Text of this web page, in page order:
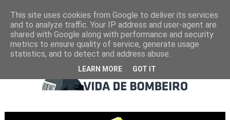
This site uses cookies from Google to deliver its services
and to analyze traffic. Your IP address and user-agent are
shared with Google along with performance and security
metrics to ensure quality of service, generate usage
statistics, and to detect and address abuse.
LEARN MORE GOT IT